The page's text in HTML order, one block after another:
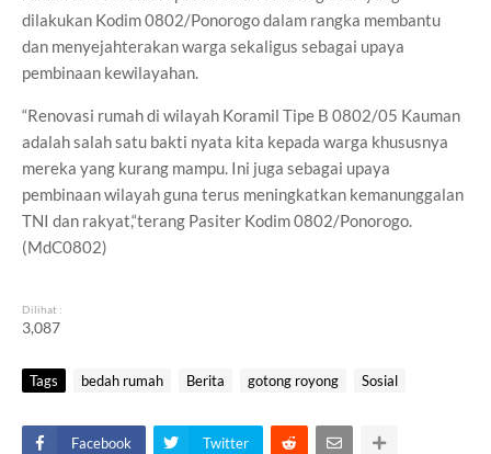
dilakukan Kodim 0802/Ponorogo dalam rangka membantu
dan menyejahterakan warga sekaligus sebagai upaya
pembinaan kewilayahan.
“Renovasi rumah di wilayah Koramil Tipe B 0802/05 Kauman
adalah salah satu bakti nyata kita kepada warga khususnya
mereka yang kurang mampu. Ini juga sebagai upaya
pembinaan wilayah guna terus meningkatkan kemanunggalan
TNI dan rakyat,“terang Pasiter Kodim 0802/Ponorogo.
(MdC0802)
Dilihat :
3,087
Tags bedah rumah Berita gotong royong Sosial
Facebook Twitter